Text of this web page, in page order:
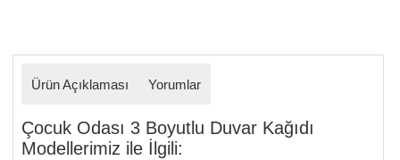
Ürün Açıklaması Yorumlar
Çocuk Odası 3 Boyutlu Duvar Kağıdı
Modellerimiz ile İlgili: